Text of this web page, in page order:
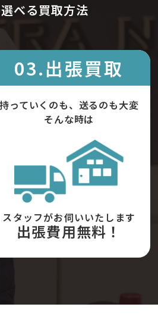
べる買取方法
03.出張買取
持っていくのも、送るのも大変
そんな時は
スタッフがお伺いいたします
出張費用無料！